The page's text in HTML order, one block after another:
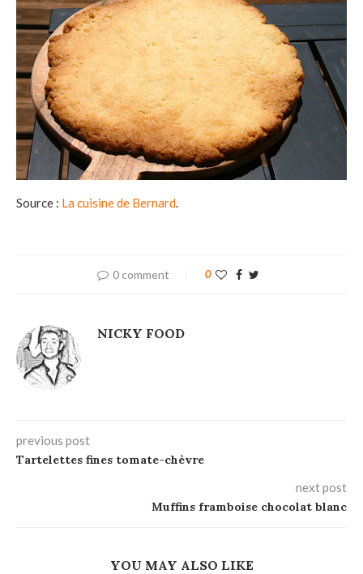
Source : La cuisine de Bernard.
0 comment 0
NICKY FOOD
previous post
Tartelettes fines tomate-chèvre
next post
Muffins framboise chocolat blanc
YOU MAY ALSO LIKE